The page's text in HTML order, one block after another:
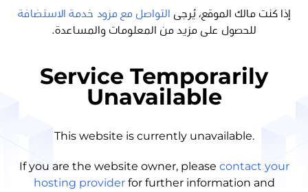
إذا كنت مالك الموقع، يُرجى
التواصل مع مزود خدمة الاستضافة
للحصول على مزيد من المعلومات والمساعدة.
Service Temporarily
Unavailable
This website is currently unavailable.
If you are the website owner, please contact your
hosting provider for further information and